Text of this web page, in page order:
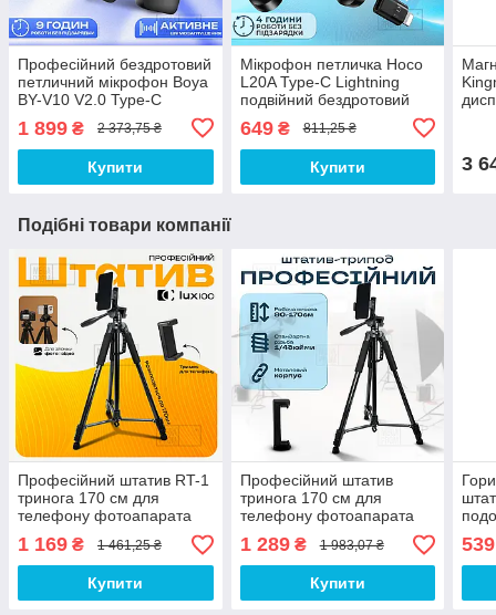
Професійний бездротовий
петличний мікрофон Boya
BY-V10 V2.0 Type-C
андроїда
1 899 ₴ 2 373,75 ₴
Купити
Мікрофон петличка Hoco
L20A Type-C Lightning
подвійний бездротовий
петличний мікрофон для
iphone телефону
649₴ 811,25 ₴
Купити 3
Подібні товари компанії
Професійний штатив RT-1
тринога 170 см для
телефону фотоапарата
камери для зйомки з
рівнем+чохол
1 169 ₴ 1 461,25 ₴
Купити
Професійний штатив
тринога 170 см для
телефону фотоапарата
камери для зйомки в чохлі
з рівнем
1 289₴ 1 983,07 ₴
Купити
539